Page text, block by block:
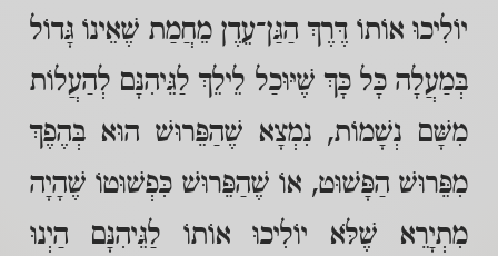
יוֹלִיכוּ אוֹתוֹ דֶּרֶךְ הַגַּן־עֵדֶן מֵחֲמַת שֶׁאֵינוֹ גָּדוֹל
בְּמַעֲלָה כָּל כָּךְ שֶׁיּוּכַל לֵילֵךְ לַגֵּיהִנָּם לְהַעֲלוֹת
מִשָּׁם נְשָׁמוֹת, נִמְצָא שֶׁהַפֵּרוּשׁ הוּא בְּהֶפֶךְ
מִפֵּרוּשׁ הַפָּשׁוּט, אוֹ שֶׁהַפֵּרוּשׁ כִּפְשׁוּטוֹ שֶׁהָיָה
מִתְיָרֵא שֶׁלֹּא יוֹלִיכוּ אוֹתוֹ לַגֵּיהִנָּם הַיְנוּ